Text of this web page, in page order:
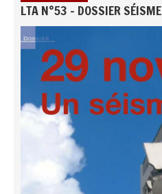
LTA N°53 - DOSSIER SÉISME